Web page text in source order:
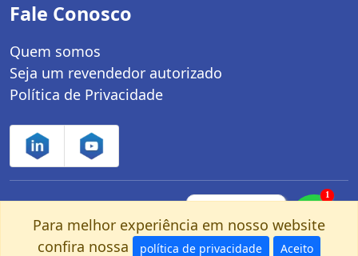
Fale Conosco
Quem somos
Seja um revendedor autorizado
Política de Privacidade
Controle Net Tecnologia LTDA | CNPJ:
03.247.280/0001-25 | Av. dos Carinás, 660 -
Moema | São Paulo, SP - CEP: 04086-011
Para melhor experiência em nosso website
confira nossa
política de privacidade Aceito
1
nosso Whatsapp!